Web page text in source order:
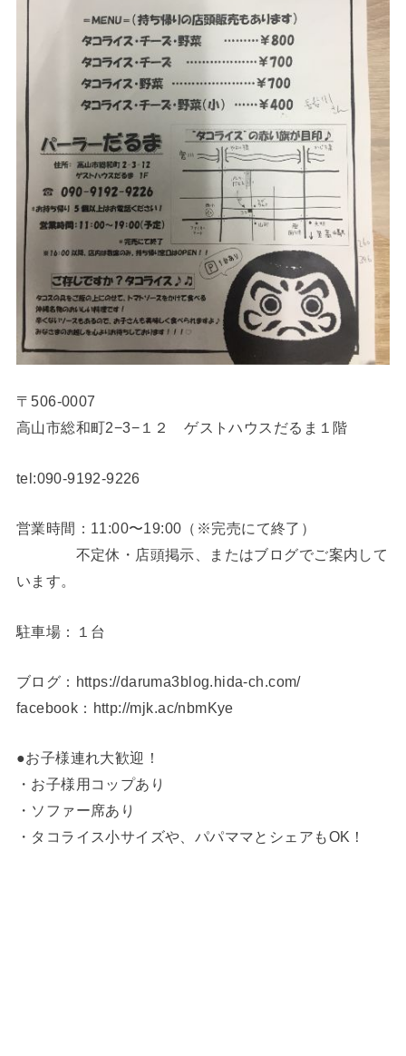
〒506-0007
高山市総和町2−3−１２ ゲストハウスだるま１階
tel:090-9192-9226
営業時間：11:00〜19:00（※完売にて終了）
不定休・店頭掲示、またはブログでご案内して
います。
駐車場：１台
ブログ：https://daruma3blog.hida-ch.com/
facebook：http://mjk.ac/nbmKye
●お子様連れ大歓迎！
・お子様用コップあり
・ソファー席あり
・タコライス小サイズや、パパママとシェアもOK！